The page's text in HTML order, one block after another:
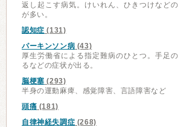
返し起こす病気。けいれん、ひきつけなど
が多い。
認知症 (131)
パーキンソン病 (43)
厚生労働省による指定難病のひとつ。手足
るなどの症状が出る。
脳梗塞 (293)
半身の運動麻痺、感覚障害、言語障害など
頭痛 (181)
自律神経失調症 (268)